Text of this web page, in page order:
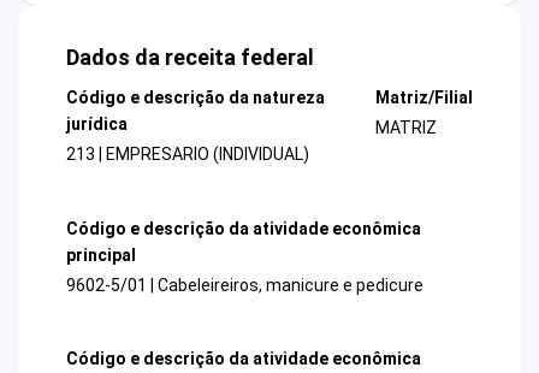
Dados da receita federal
Código e descrição da natureza
jurídica
213 | EMPRESARIO (INDIVIDUAL)
Matriz/Filial
MATRIZ
Código e descrição da atividade econômica
principal
9602-5/01 | Cabeleireiros, manicure e pedicure
Código e descrição da atividade econômica